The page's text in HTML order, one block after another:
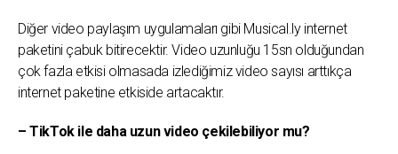
Diğer video paylaşım uygulamaları gibi Musical.ly internet
paketini çabuk bitirecektir. Video uzunluğu 15sn olduğundan
çok fazla etkisi olmasada izlediğimiz video sayısı arttıkça
internet paketine etkiside artacaktır.
– TikTok ile daha uzun video çekilebiliyor mu?